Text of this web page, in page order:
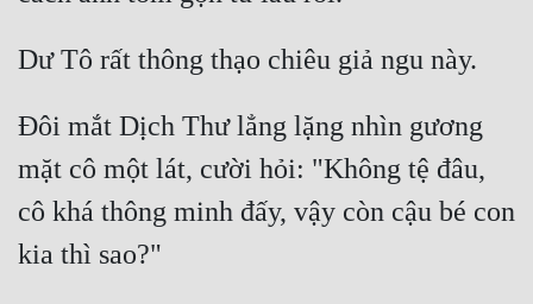
Đôi mắt Dịch Thư lẳng lặng nhìn gương
mặt cô một lát, cười hỏi: "Không tệ đâu,
cô khá thông minh đấy, vậy còn cậu bé con